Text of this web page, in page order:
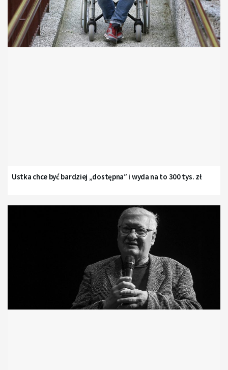
Ustka chce być bardziej „dostępna” i wyda na to 300 tys. zł